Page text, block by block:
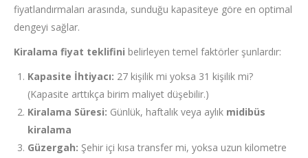
fiyatlandırmaları arasında, sunduğu kapasiteye göre en optimal
dengeyi sağlar.
Kiralama fiyat teklifini belirleyen temel faktörler şunlardır:
Kapasite İhtiyacı: 27 kişilik mi yoksa 31 kişilik mi?
(Kapasite arttıkça birim maliyet düşebilir.)
Kiralama Süresi: Günlük, haftalık veya aylık midibüs
kiralama
Güzergah: Şehir içi kısa transfer mi, yoksa uzun kilometre